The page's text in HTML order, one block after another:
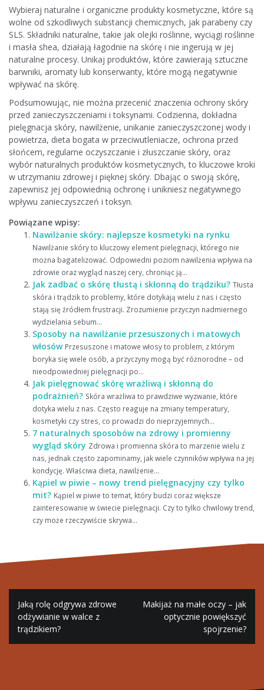
Wybieraj naturalne i organiczne produkty kosmetyczne, które są
wolne od szkodliwych substancji chemicznych, jak parabeny czy
SLS. Składniki naturalne, takie jak olejki roślinne, wyciągi roślinne
i masła shea, działają łagodnie na skórę i nie ingerują w jej
naturalne procesy. Unikaj produktów, które zawierają sztuczne
barwniki, aromaty lub konserwanty, które mogą negatywnie
wpływać na skórę.
Podsumowując, nie można przecenić znaczenia ochrony skóry
przed zanieczyszczeniami i toksynami. Codzienna, dokładna
pielęgnacja skóry, nawilżenie, unikanie zanieczyszczonej wody i
powietrza, dieta bogata w przeciwutleniacze, ochrona przed
słońcem, regularne oczyszczanie i złuszczanie skóry, oraz
wybór naturalnych produktów kosmetycznych, to kluczowe kroki
w utrzymaniu zdrowej i pięknej skóry. Dbając o swoją skórę,
zapewnisz jej odpowiednią ochronę i unikniesz negatywnego
wpływu zanieczyszczeń i toksyn.
Powiązane wpisy:
Nawilżanie skóry: najlepsze kosmetyki na rynku
Nawilżanie skóry to kluczowy element pielęgnacji, którego nie
można bagatelizować. Odpowiedni poziom nawilżenia wpływa na
zdrowie oraz wygląd naszej cery, chroniąc ją...
Jak zadbać o skórę tłustą i skłonną do trądziku? Tłusta
skóra i trądzik to problemy, które dotykają wielu z nas i często
stają się źródłem frustracji. Zrozumienie przyczyn nadmiernego
wydzielania sebum...
Sposoby na nawilżanie przesuszonych i matowych
włosów Przesuszone i matowe włosy to problem, z którym
boryka się wiele osób, a przyczyny mogą być różnorodne – od
nieodpowiedniej pielęgnacji po...
Jak pielęgnować skórę wrażliwą i skłonną do
podrażnień? Skóra wrażliwa to prawdziwe wyzwanie, które
dotyka wielu z nas. Często reaguje na zmiany temperatury,
kosmetyki czy stres, co prowadzi do nieprzyjemnych...
7 naturalnych sposobów na zdrowy i promienny
wygląd skóry Zdrowa i promienna skóra to marzenie wielu z
nas, jednak często zapominamy, jak wiele czynników wpływa na jej
kondycję. Właściwa dieta, nawilżenie...
Kąpiel w piwie – nowy trend pielęgnacyjny czy tylko
mit? Kąpiel w piwie to temat, który budzi coraz większe
zainteresowanie w świecie pielęgnacji. Czy to tylko chwilowy trend,
czy może rzeczywiście skrywa...
Nawigacja
wpisu
Jaką rolę odgrywa zdrowe
odżywianie w walce z
trądzikiem?
Makijaż na małe oczy – jak
optycznie powiększyć
spojrzenie?